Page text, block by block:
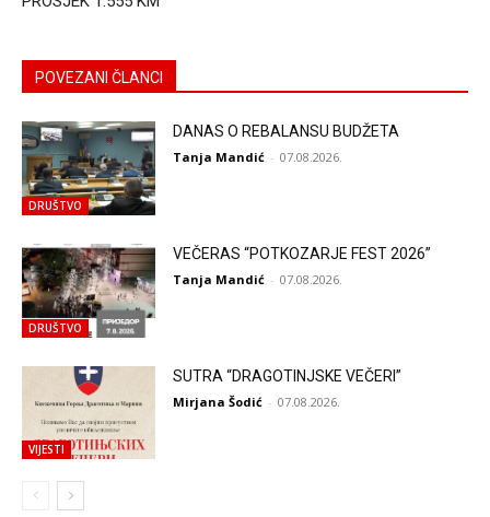
POVEZANI ČLANCI
DRUŠTVO
DANAS O REBALANSU BUDŽETA
Tanja Mandić - 07.08.2026.
DRUŠTVO
VEČERAS “POTKOZARJE FEST 2026”
Tanja Mandić - 07.08.2026.
VIJESTI
SUTRA “DRAGOTINJSKE VEČERI”
Mirjana Šodić - 07.08.2026.